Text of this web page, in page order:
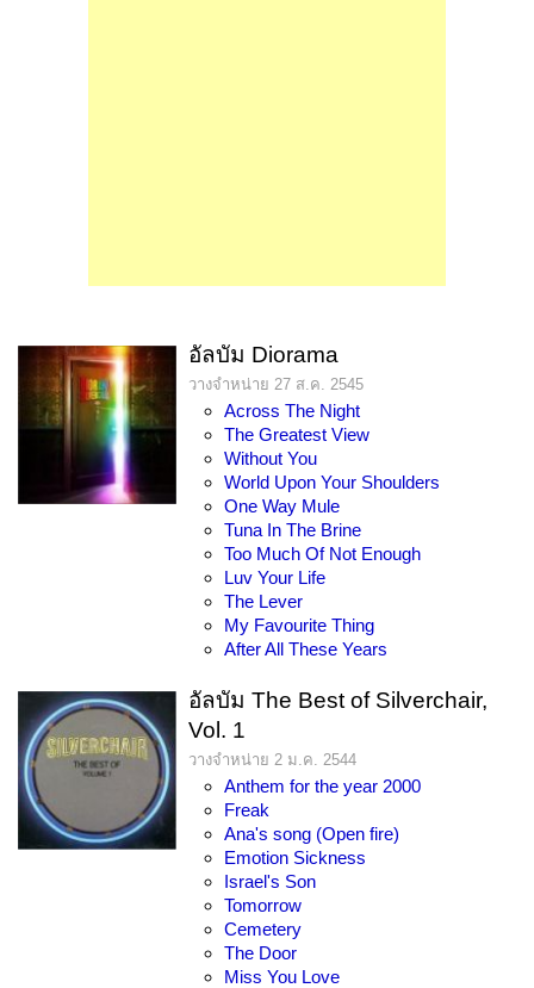
อัลบัม Diorama
วางจำหน่าย 27 ส.ค. 2545
Across The Night
The Greatest View
Without You
World Upon Your Shoulders
One Way Mule
Tuna In The Brine
Too Much Of Not Enough
Luv Your Life
The Lever
My Favourite Thing
After All These Years
อัลบัม The Best of Silverchair,
Vol. 1
วางจำหน่าย 2 ม.ค. 2544
Anthem for the year 2000
Freak
Ana's song (Open fire)
Emotion Sickness
Israel's Son
Tomorrow
Cemetery
The Door
Miss You Love